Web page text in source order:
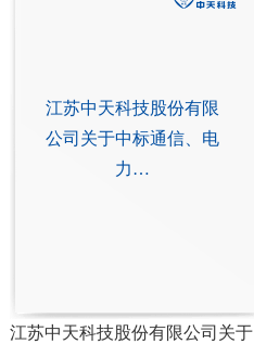
江苏中天科技股份有限
公司关于中标通信、电
力…
江苏中天科技股份有限公司关于